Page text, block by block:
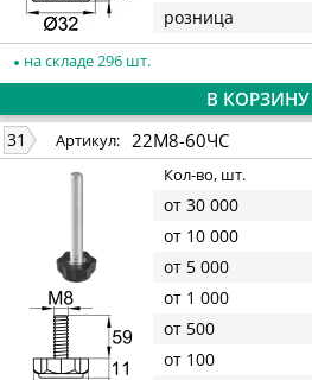
розница
на складе 296 шт.
В КОРЗИНУ
31 Артикул: 22М8-60ЧС
Кол-во, шт.
от 30 000
от 10 000
от 5 000
от 1 000
от 500
от 100